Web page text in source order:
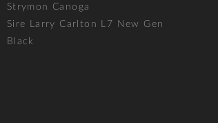
Strymon Canoga
Sire Larry Carlton L7 New Gen
Black